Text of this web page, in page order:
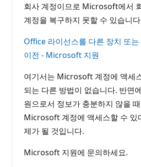
회사 계정이므로 Microsoft에서
계정을 복구하지 못할 수 있습니
Office 라이선스를 다른 장치 또는
이전 - Microsoft 지원
여기서는 Microsoft 계정에 액세
되는 다른 방법이 없습니다. 반면
원으로서 정보가 충분하지 않을
Microsoft 계정에 액세스할 수 있
제가 될 것입니다.
Microsoft 지원에 문의하세요.